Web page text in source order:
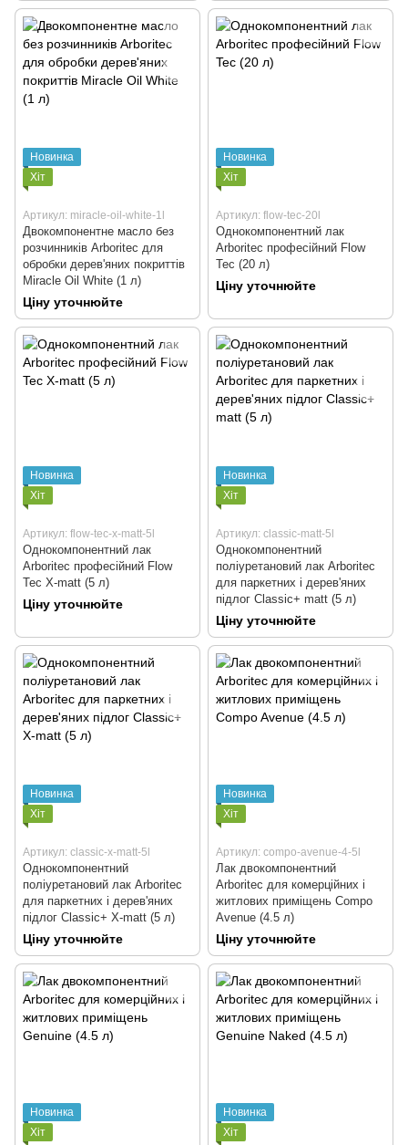
Новинка
Хіт
Артикул: miracle-oil-white-1l
Двокомпонентне масло без
розчинників Arboritec для
обробки дерев'яних покриттів
Miracle Oil White (1 л)
Ціну уточнюйте
Новинка
Хіт
Артикул: flow-tec-20l
Однокомпонентний лак
Arboritec професійний Flow
Tec (20 л)
Ціну уточнюйте
Новинка
Хіт
Артикул: flow-tec-x-matt-5l
Однокомпонентний лак
Arboritec професійний Flow
Tec X-matt (5 л)
Ціну уточнюйте
Новинка
Хіт
Артикул: classic-matt-5l
Однокомпонентний
поліуретановий лак Arboritec
для паркетних і дерев'яних
підлог Classic+ matt (5 л)
Ціну уточнюйте
Новинка
Хіт
Артикул: classic-x-matt-5l
Однокомпонентний
поліуретановий лак Arboritec
для паркетних і дерев'яних
підлог Classic+ Х-matt (5 л)
Ціну уточнюйте
Новинка
Хіт
Артикул: compo-avenue-4-5l
Лак двокомпонентний
Arboritec для комерційних і
житлових приміщень Compo
Avenue (4.5 л)
Ціну уточнюйте
Новинка
Хіт
Новинка
Хіт